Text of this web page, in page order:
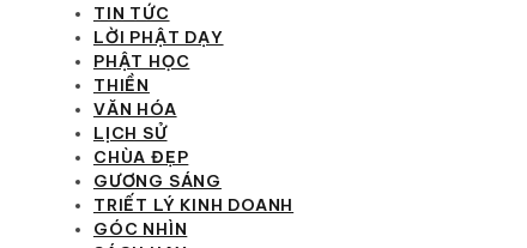
TIN TỨC
LỜI PHẬT DẠY
PHẬT HỌC
THIỀN
VĂN HÓA
LỊCH SỬ
CHÙA ĐẸP
GƯƠNG SÁNG
TRIẾT LÝ KINH DOANH
GÓC NHÌN